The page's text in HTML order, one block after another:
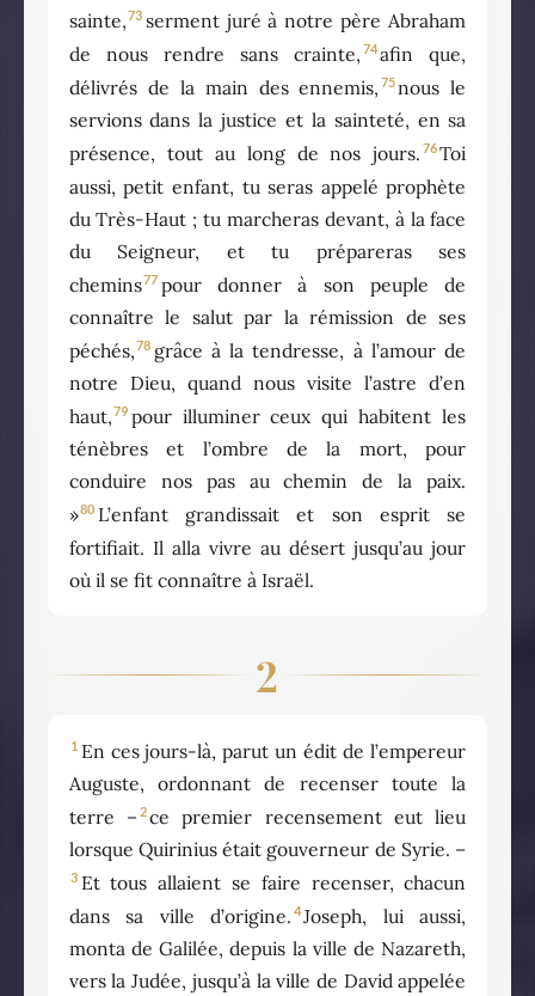
sainte,73 serment juré à notre père Abraham
de nous rendre sans crainte, 74afin que,
délivrés de la main des ennemis, 75nous le
servions dans la justice et la sainteté, en sa
présence, tout au long de nos jours. 76Toi
aussi, petit enfant, tu seras appelé prophète
du Très-Haut ; tu marcheras devant, à la face
du Seigneur, et tu prépareras ses
chemins77 pour donner à son peuple de
connaître le salut par la rémission de ses
péchés,78 grâce à la tendresse, à l’amour de
notre Dieu, quand nous visite l’astre d’en
haut,79 pour illuminer ceux qui habitent les
ténèbres et l’ombre de la mort, pour
conduire nos pas au chemin de la paix.
»80 L’enfant grandissait et son esprit se
fortifiait. Il alla vivre au désert jusqu’au jour
où il se fit connaître à Israël.
2
1 En ces jours-là, parut un édit de l’empereur
Auguste, ordonnant de recenser toute la
terre – 2ce premier recensement eut lieu
lorsque Quirinius était gouverneur de Syrie. –
3 Et tous allaient se faire recenser, chacun
dans sa ville d’origine. 4Joseph, lui aussi,
monta de Galilée, depuis la ville de Nazareth,
vers la Judée, jusqu’à la ville de David appelée